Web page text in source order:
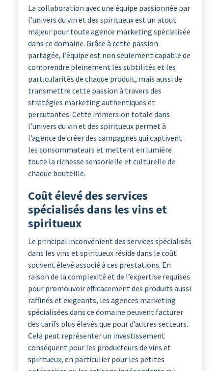
La collaboration avec une équipe passionnée par
l’univers du vin et des spiritueux est un atout
majeur pour toute agence marketing spécialisée
dans ce domaine. Grâce à cette passion
partagée, l’équipe est non seulement capable de
comprendre pleinement les subtilités et les
particularités de chaque produit, mais aussi de
transmettre cette passion à travers des
stratégies marketing authentiques et
percutantes. Cette immersion totale dans
l’univers du vin et des spiritueux permet à
l’agence de créer des campagnes qui captivent
les consommateurs et mettent en lumière
toute la richesse sensorielle et culturelle de
chaque bouteille.
Coût élevé des services
spécialisés dans les vins et
spiritueux
Le principal inconvénient des services spécialisés
dans les vins et spiritueux réside dans le coût
souvent élevé associé à ces prestations. En
raison de la complexité et de l’expertise requises
pour promouvoir efficacement des produits aussi
raffinés et exigeants, les agences marketing
spécialisées dans ce domaine peuvent facturer
des tarifs plus élevés que pour d’autres secteurs.
Cela peut représenter un investissement
conséquent pour les producteurs de vins et
spiritueux, en particulier pour les petites